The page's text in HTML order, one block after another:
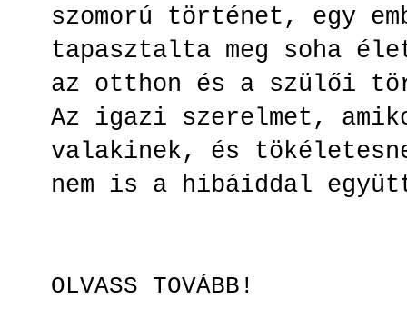
szomorú történet, egy
tapasztalta meg soha
az otthon és a szülői
Az igazi szerelmet,
valakinek, és
nem is a hibáiddal
OLVASS TOVÁBB!